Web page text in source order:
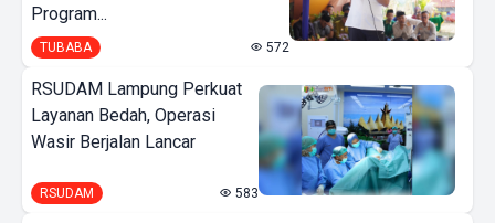
Program...
TUBABA 572
RSUDAM Lampung Perkuat
Layanan Bedah, Operasi
Wasir Berjalan Lancar
RSUDAM 583